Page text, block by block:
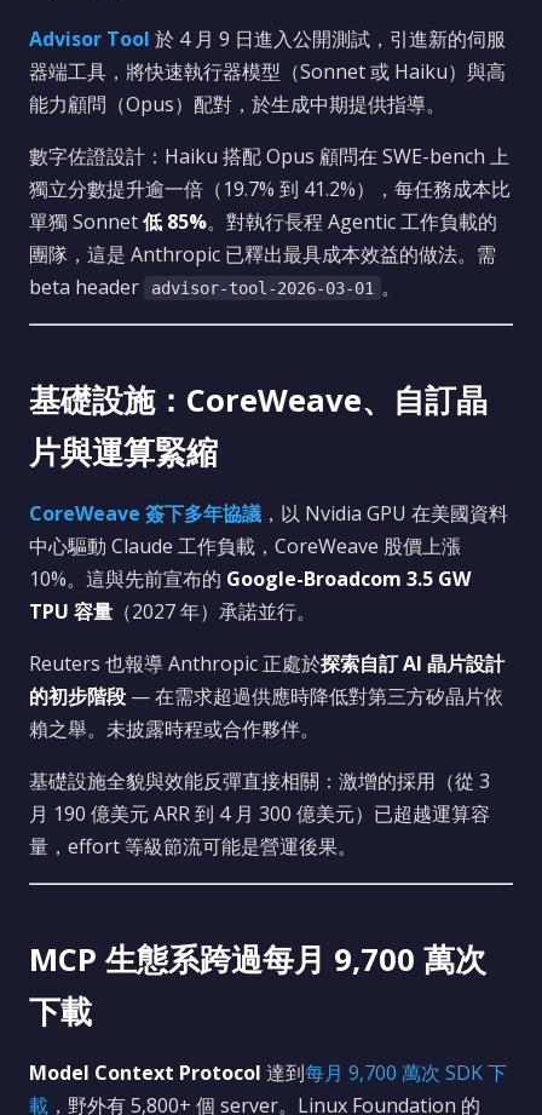
Advisor Tool 於 4 月 9 日進入公開測試，引進新的伺服
器端工具，將快速執行器模型（Sonnet 或 Haiku）與高
能力顧問（Opus）配對，於生成中期提供指導。
數字佐證設計：Haiku 搭配 Opus 顧問在 SWE-bench 上
獨立分數提升逾一倍（19.7% 到 41.2%），每任務成本比
單獨 Sonnet低 85%。對執行長程 Agentic 工作負載的
團隊，這是 Anthropic 已釋出最具成本效益的做法。需
beta header
advisor-tool-2026-03-01 。
基礎設施：CoreWeave、自訂晶
片與運算緊縮
CoreWeave 簽下多年協議 ，以 Nvidia GPU 在美國資料
中心驅動 Claude 工作負載，CoreWeave 股價上漲
10%。這與先前宣布的 Google-Broadcom 3.5 GW
TPU 容量 （2027 年）承諾並行。
Reuters 也報導 Anthropic 正處於探索自訂 AI 晶片設計
的初步階段 — 在需求超過供應時降低對第三方矽晶片依
賴之舉。未披露時程或合作夥伴。
基礎設施全貌與效能反彈直接相關：激增的採用（從 3
月 190 億美元 ARR 到 4 月 300 億美元）已超越運算容
量，effort 等級節流可能是營運後果。
MCP 生態系跨過每月 9,700 萬次
下載
Model Context Protocol 達到每月 9,700 萬次 SDK 下
載 ，野外有 5,800+ 個 server。Linux Foundation 的